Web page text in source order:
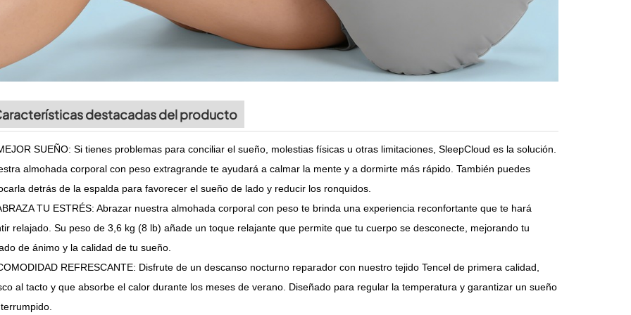
destacadas del producto
SUEÑO: Si tienes problemas para conciliar el sueño, molestias físicas u otras limitaciones, SleepCloud es la solución.
almohada corporal con peso extragrande te ayudará a calmar la mente y a dormirte más rápido. También puedes
detrás de la espalda para favorecer el sueño de lado y reducir los ronquidos.
TU ESTRÉS: Abrazar nuestra almohada corporal con peso te brinda una experiencia reconfortante que te hará
relajado. Su peso de 3,6 kg (8 lb) añade un toque relajante que permite que tu cuerpo se desconecte, mejorando tu
de ánimo y la calidad de tu sueño.
REFRESCANTE: Disfrute de un descanso nocturno reparador con nuestro tejido Tencel de primera calidad,
al tacto y que absorbe el calor durante los meses de verano. Diseñado para regular la temperatura y garantizar un sueño